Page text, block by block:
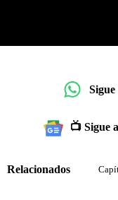
📺 Sigue
Relacionados